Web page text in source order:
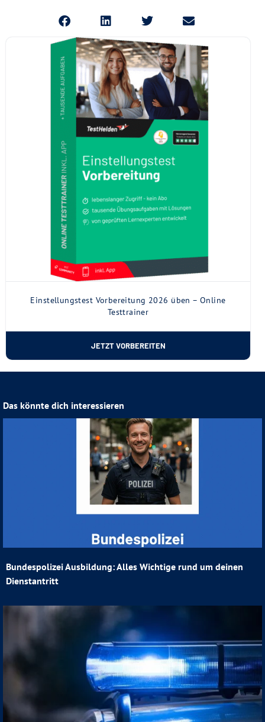
Einstellungstest Vorbereitung 2026 üben – Online
Testtrainer
JETZT VORBEREITEN
Das könnte dich interessieren
Bundespolizei Ausbildung: Alles Wichtige rund um deinen
Dienstantritt